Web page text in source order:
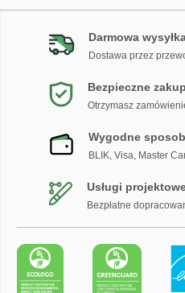
Darmowa
Dostawa przez
Bezpieczne
Otrzymasz
Wygodne
BLIK, Visa, Master
Usługi
Bezpłatne